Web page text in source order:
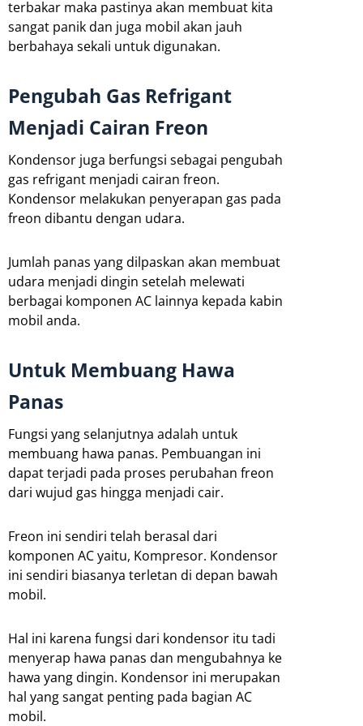
terbakar maka pastinya akan membuat kita
sangat panik dan juga mobil akan jauh
berbahaya sekali untuk digunakan.
Pengubah Gas Refrigant
Menjadi Cairan Freon
Kondensor juga berfungsi sebagai pengubah
gas refrigant menjadi cairan freon.
Kondensor melakukan penyerapan gas pada
freon dibantu dengan udara.
Jumlah panas yang dilpaskan akan membuat
udara menjadi dingin setelah melewati
berbagai komponen AC lainnya kepada kabin
mobil anda.
Untuk Membuang Hawa
Panas
Fungsi yang selanjutnya adalah untuk
membuang hawa panas. Pembuangan ini
dapat terjadi pada proses perubahan freon
dari wujud gas hingga menjadi cair.
Freon ini sendiri telah berasal dari
komponen AC yaitu, Kompresor. Kondensor
ini sendiri biasanya terletan di depan bawah
mobil.
Hal ini karena fungsi dari kondensor itu tadi
menyerap hawa panas dan mengubahnya ke
hawa yang dingin. Kondensor ini merupakan
hal yang sangat penting pada bagian AC
mobil.